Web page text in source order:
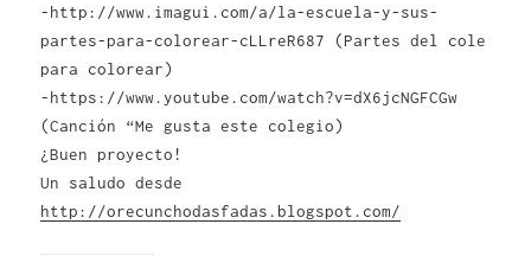
-http://www.imagui.com/a/la-escuela-y-sus-
partes-para-colorear-cLLreR687 (Partes del cole
para colorear)
-https://www.youtube.com/watch?v=dX6jcNGFCGw
(Canción “Me gusta este colegio)
¿Buen proyecto!
Un saludo desde
http://orecunchodasfadas.blogspot.com/